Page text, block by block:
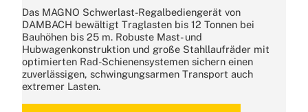
Das MAGNO Schwerlast-Regalbediengerät von
DAMBACH bewältigt Traglasten bis 12 Tonnen bei
Bauhöhen bis 25 m. Robuste Mast- und
Hubwagenkonstruktion und große Stahllaufräder mit
optimierten Rad-Schienensystemen sichern einen
zuverlässigen, schwingungsarmen Transport auch
extremer Lasten.